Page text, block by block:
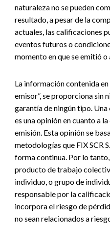
naturaleza no se pueden
resultado, a pesar de la
actuales, las calificaciones
eventos futuros o
momento en que se emitió
La información contenida
emisor”, se proporciona sin
garantía de ningún tipo. Una
es una opinión en cuanto a
emisión. Esta opinión se
metodologías que FIX SCR
forma continua. Por lo
producto de trabajo
individuo, o grupo de
responsable por la
incorpora el riesgo de
no sean relacionados a